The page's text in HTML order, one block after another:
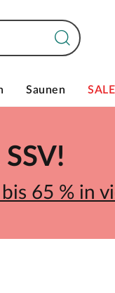
Saunen SALE
65 % in